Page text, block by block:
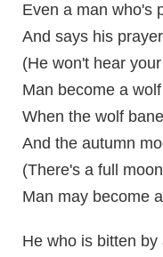
Even a man who's
And says his
(He won't hear
Man become a wolf
When the wolf
And the autumn
(There's a full
Man may become
He who is bitten